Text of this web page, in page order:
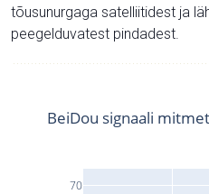
tõusunurgaga satelliitidest ja
peegelduvatest pindadest.
70
BeiDou signaali